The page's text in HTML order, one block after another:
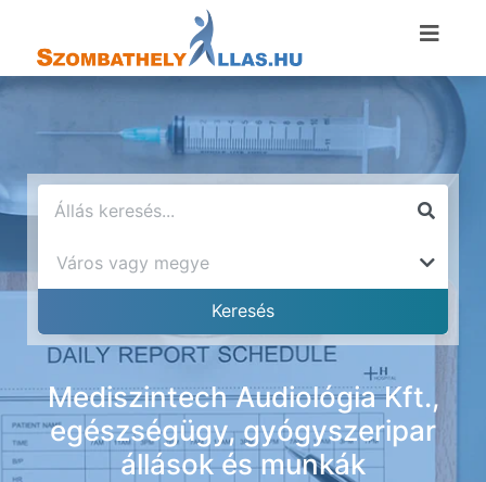
Mediszintech Audiológia Kft.,
egészségügy, gyógyszeripar
állások és munkák